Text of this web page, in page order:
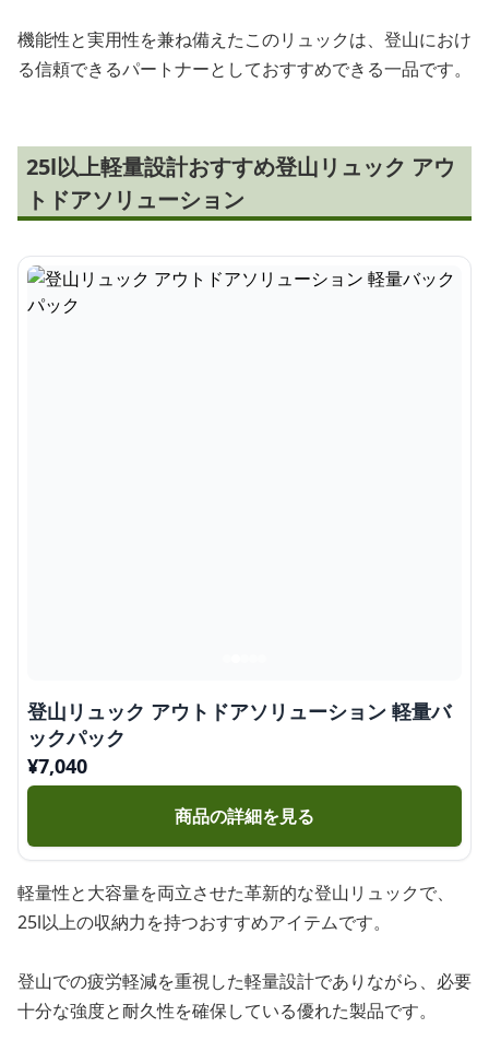
機能性と実用性を兼ね備えたこのリュックは、登山におけ
る信頼できるパートナーとしておすすめできる一品です。
25l以上軽量設計おすすめ登山リュック アウ
トドアソリューション
登山リュック アウトドアソリューション 軽量バ
ックパック
¥7,040
商品の詳細を見る
軽量性と大容量を両立させた革新的な登山リュックで、
25l以上の収納力を持つおすすめアイテムです。
登山での疲労軽減を重視した軽量設計でありながら、必要
十分な強度と耐久性を確保している優れた製品です。